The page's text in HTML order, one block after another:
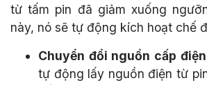
từ tấm pin đã giảm xuống
này, nó sẽ tự động kích hoạt chế
Chuyển đổi nguồn cấp
tự động lấy nguồn điện từ